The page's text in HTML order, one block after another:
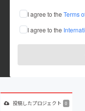
I agree to the Terms
I agree to the
在住国：中国
出身国：中国
作为中国领先的在线博彩
个体育专区与百余真人娱
依托强大技术与专业客服
投稿したプロジェクト 0